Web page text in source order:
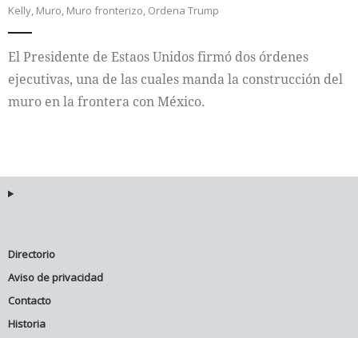
Internacional
Cultura
Kelly, Muro, Muro fronterizo, Ordena Trump
El Presidente de Estaos Unidos firmó dos órdenes
ejecutivas, una de las cuales manda la construcción del
muro en la frontera con México.
Directorio
Aviso de privacidad
Contacto
Historia